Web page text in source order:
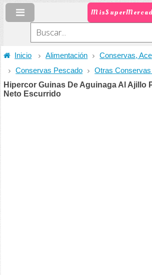
Inicio Alimentación
Conservas,
Conservas Pescado
Otras
Hipercor Guinas De Aguinaga Al Ajillo
Neto Escurrido